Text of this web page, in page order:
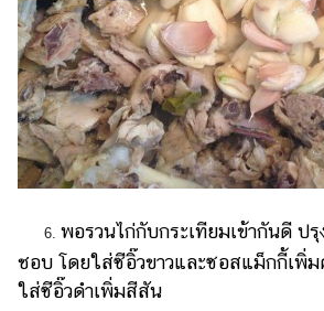
6. พอรวนไก่กับกระเทียมเข้ากันดี ป
ชอบ โดยใส่ซีอิ๊วขาวและซอสแม็กกี้เพิ่
ใส่ซีอิ๊วดำเพิ่มสีสัน